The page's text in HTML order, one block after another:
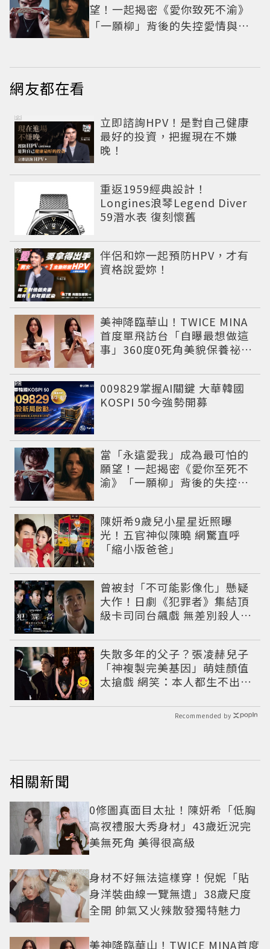
望！一起揭密《愛你致死不渝》
「一願柳」背後的失控愛情與爆
網友都在看
立即諮詢HPV！是對自己健康
最好的投資，把握現在不嫌
晚！
PR
重返1959經典設計！
Longines浪琴Legend Diver
59潛水表 復刻懷舊
伴侶和妳一起預防HPV，才有
資格說愛妳！
PR
美神降臨華山！TWICE MINA
首度單飛訪台「自曝最想做這
事」360度0死角美貌保養祕訣
009829掌握AI關鍵 大華韓國
KOSPI 50今強勢開募
PR
當「永遠愛我」成為最可怕的
願望！一起揭密《愛你至死不
渝》「一願柳」背後的失控愛
陳妍希9歲兒小星星近照曝
光！五官神似陳曉 網驚直呼
「縮小版爸爸」
曾被封「不可能影像化」懸疑
大作！日劇《犯罪者》集結頂
級卡司同台飆戲 無差別殺人案
失散多年的父子？張凌赫兒子
「神複製完美基因」萌娃顏值
太搶戲 網笑：本人都生不出這
Recommended by
相關新聞
0修圖真面目太扯！陳妍希「低胸
高衩禮服大秀身材」43歲近況完
美無死角 美得很高級
身材不好無法這樣穿！倪妮「貼
身洋裝曲線一覽無遺」38歲尺度
全開 帥氣又火辣散發獨特魅力
美神降臨華山！TWICE MINA首度